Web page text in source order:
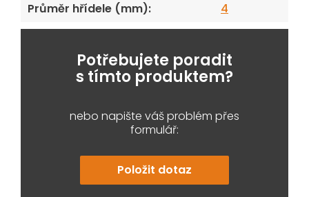
Průměr hřídele (mm): 4
Potřebujete poradit
s tímto produktem?
nebo napište váš problém přes
formulář:
Položit dotaz